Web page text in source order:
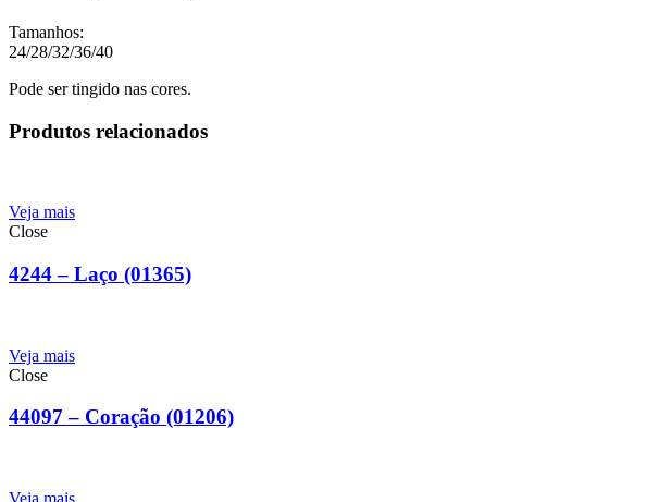
Tamanhos:
24/28/32/36/40
Pode ser tingido nas cores.
Produtos relacionados
Veja mais
Close
4244 – Laço (01365)
Veja mais
Close
44097 – Coração (01206)